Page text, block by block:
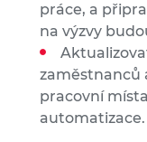
práce, a
na výzvy
zaměstnanců
pracovní
automatizace.